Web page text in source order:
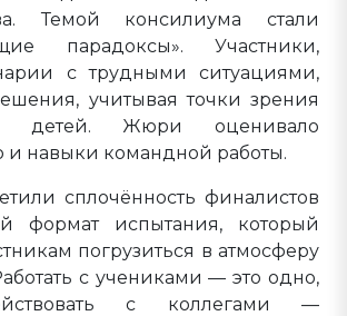
Темой консилиума стали
парадоксы». Участники,
с трудными ситуациями,
учитывая точки зрения
детей. Жюри оценивало
и навыки командной работы.
сплочённость финалистов
формат испытания, который
погрузиться в атмосферу
с учениками — это одно,
с коллегами —